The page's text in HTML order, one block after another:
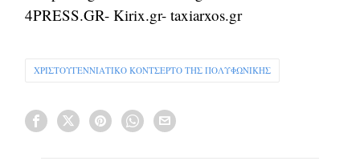
4PRESS.GR- Kirix.gr- taxiarxos.gr
ΧΡΙΣΤΟΥΓΕΝΝΙΑΤΙΚΟ ΚΟΝΤΣΕΡΤΟ ΤΗΣ ΠΟΛΥΦΩΝΙΚΗΣ